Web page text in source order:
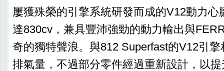
屢獲殊榮的引擎系統研發而成的V12動力心
達830cv，兼具豐沛強勁的動力輸出與
奇的獨特聲浪。與812 Superfast的V12引
排氣量，不過部分零件經過重新設計，以